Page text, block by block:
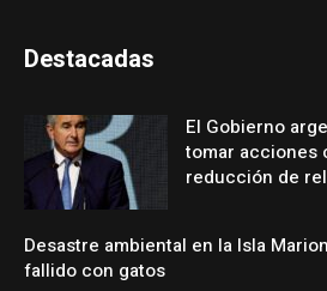
Destacadas
El Gobierno
tomar acciones
reducción de
Desastre ambiental en la Isla
fallido con gatos